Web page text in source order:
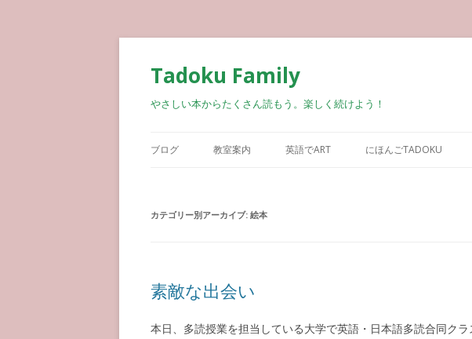
Tadoku Family
やさしい本からたくさん読もう。楽しく続けよう！
ブログ 教室案内 英語でART にほんごTADOKU
カテゴリー別アーカイブ: 絵本
素敵な出会い
本日、多読授業を担当している大学で英語・日本語多読合同クラ